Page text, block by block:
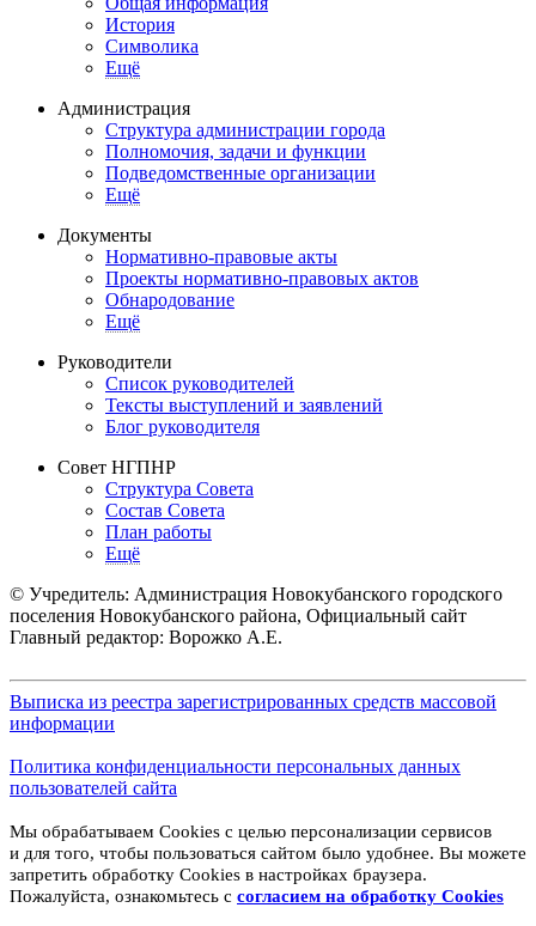
История
Символика
Ещё
Администрация
Структура администрации города
Полномочия, задачи и функции
Подведомственные организации
Ещё
Документы
Нормативно-правовые акты
Проекты нормативно-правовых актов
Обнародование
Ещё
Руководители
Список руководителей
Тексты выступлений и заявлений
Блог руководителя
Совет НГПНР
Структура Совета
Состав Совета
План работы
Ещё
© Учредитель: Администрация Новокубанского городского
поселения Новокубанского района, Официальный сайт
Главный редактор: Ворожко А.Е.
Выписка из реестра зарегистрированных средств массовой
информации
Политика конфиденциальности персональных данных
пользователей сайта
Мы обрабатываем Cookies с целью персонализации сервисов
и для того, чтобы пользоваться сайтом было удобнее. Вы можете
запретить обработку Cookies в настройках браузера.
Пожалуйста, ознакомьтесь с согласием на обработку Cookies